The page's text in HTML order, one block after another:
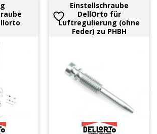
Einstellschraube
DellOrto für
Luftregulierung (ohne
Feder) zu PHBH